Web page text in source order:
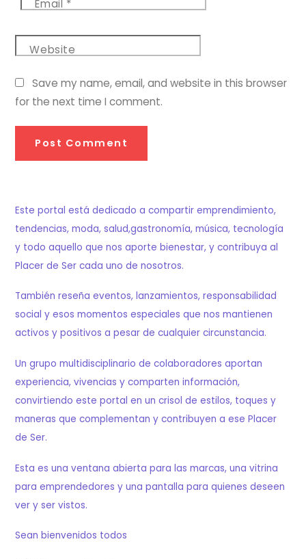
Email *
Website
Save my name, email, and website in this browser
for the next time I comment.
Este portal está dedicado a compartir emprendimiento,
tendencias, moda, salud,gastronomía, música, tecnología
y todo aquello que nos aporte bienestar, y contribuya al
Placer de Ser cada uno de nosotros.
También reseña eventos, lanzamientos, responsabilidad
social y esos momentos especiales que nos mantienen
activos y positivos a pesar de cualquier circunstancia.
Un grupo multidisciplinario de colaboradores aportan
experiencia, vivencias y comparten información,
convirtiendo este portal en un crisol de estilos, toques y
maneras que complementan y contribuyen a ese Placer
de Ser.
Esta es una ventana abierta para las marcas, una vitrina
para emprendedores y una pantalla para quienes deseen
ver y ser vistos.
Sean bienvenidos todos